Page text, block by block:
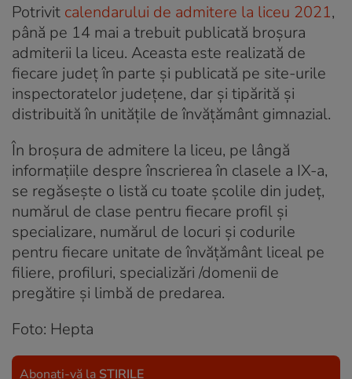
Potrivit calendarului de admitere la liceu 2021,
până pe 14 mai a trebuit publicată broșura
admiterii la liceu. Aceasta este realizată de
fiecare județ în parte și publicată pe site-urile
inspectoratelor județene, dar și tipărită și
distribuită în unitățile de învățământ gimnazial.
În broșura de admitere la liceu, pe lângă
informațiile despre înscrierea în clasele a IX-a,
se regăsește o listă cu toate școlile din județ,
numărul de clase pentru fiecare profil și
specializare, numărul de locuri și codurile
pentru fiecare unitate de învățământ liceal pe
filiere, profiluri, specializări /domenii de
pregătire și limbă de predarea.
Foto: Hepta
Abonați-vă la ȘTIRILE